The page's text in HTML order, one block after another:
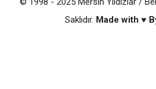
Saklıdır. Made with ♥